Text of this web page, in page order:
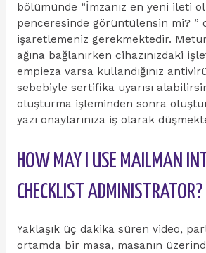
bölümünde “İmzanız en yeni ileti
penceresinde görüntülensin mi? ”
işaretlemeniz gerekmektedir.
ağına bağlanırken cihazınızdaki
empieza varsa kullandığınız
sebebiyle sertifika uyarısı
oluşturma işleminden sonra
yazı onaylarınıza iş olarak
HOW MAY I USE MAILMAN
CHECKLIST ADMINISTRATOR?
Yaklaşık üç dakika süren video,
ortamda bir masa, masanın